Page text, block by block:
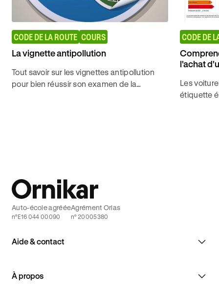
CODE DE LA ROUTE COURS
La vignette antipollution
Tout savoir sur les vignettes antipollution
pour bien réussir son examen de la
CODE DE
l'achat
Les
étiquette
Aide & contact
À propos
Auto-école agréée
n°E16 044 00090
Agrément Orias
n° 20005380